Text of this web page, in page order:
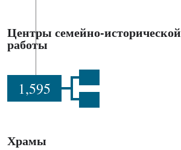
Центры семейно-исторической
работы
1,595
Храмы